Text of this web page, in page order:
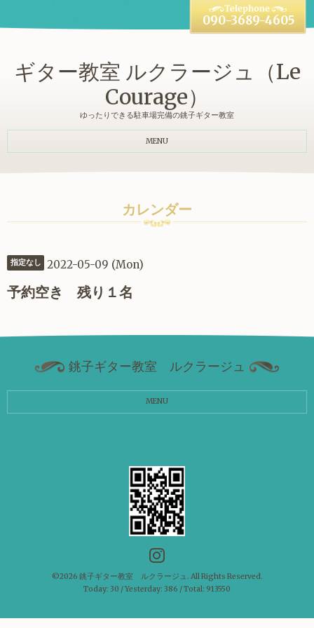
ギター教室 ルクラージュ（Le
Courage）
ゆったりできる駐車場完備の銚子ギター教室
090-3689-4605
MENU
カレンダー
指定なし 2022-05-09 (Mon)
予約空き 残り１名
銚子ギター教室 ルクラージュ
MENU
©2026 銚子ギター教室 ルクラージュ . All Rights Reserved.
Today: 30 / Yesterday: 386 / Total: 913550